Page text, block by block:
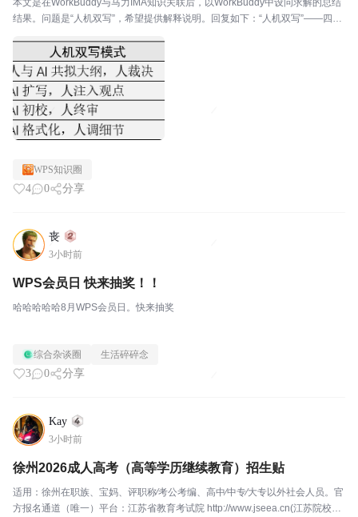
本文是在WorkBuddy与马力IMA知识关联后，以WorkBuddy中设问求解的总结
结果。问题是“人机双写”，希望提供解释说明。回复如下：“人机双写”——四字
流写一份文档，最后拼...
WPS知识圈
4 0 分享
丧
3小时前
WPS会员日 快来抽奖！！
哈哈哈哈哈8月WPS会员日。快来抽奖
综合杂谈圈 生活碎碎念
3 0 分享
Kay
3小时前
徐州2026成人高考（高等学历继续教育）招生贴
适用：徐州在职族、宝妈、评职称∕考公考编、高中∕中专∕大专以外社会人员。官
方报名通道（唯一）平台：江苏省教育考试院 http://www.jseea.cn(江苏院校）